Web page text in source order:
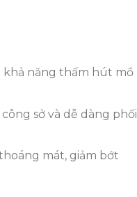
khả năng thấm hút mồ
sở và dễ dàng phối
mát, giảm bớt